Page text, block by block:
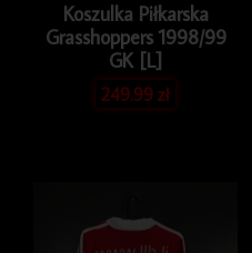
Koszulka Piłkarska
Grasshoppers 1998/99
GK [L]
249.99zł